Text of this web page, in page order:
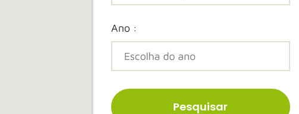
Ano :
Pesquisar